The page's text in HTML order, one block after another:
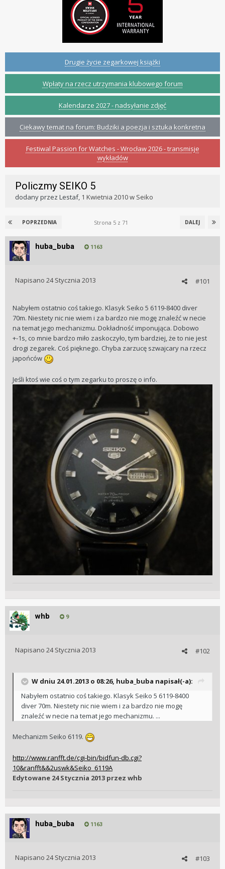
Drugie życie zegarkowej książki
Wpłaty na rzecz utrzymania klubowego forum
Kalendarze 2027 - nadsyłanie zdjęć
Ciekawy temat na forum: Budziki a poezja i sztuka konkretna
Festiwal Passion for Watches - Wrocław 2026 - transmisje
wykładów
Policzmy SEIKO 5
dodany przez Lestaf, 1 Kwietnia 2010w Seiko
POPRZEDNIA DALEJ
Strona 5 z 71
huba_buba 1163
#101
Napisano 24 Stycznia 2013
Nabyłem ostatnio coś takiego. Klasyk Seiko 5 6119-8400 diver
70m. Niestety nic nie wiem i za bardzo nie mogę znaleźć w necie
na temat jego mechanizmu. Dokładność imponująca. Dobowo
+-1s, co mnie bardzo miło zaskoczyło, tym bardziej, że to nie jest
drogi zegarek. Coś pięknego. Chyba zarzucę szwajcary na rzecz
japońców
Jeśli ktoś wie coś o tym zegarku to proszę o info.
whb 9
#102
Napisano 24 Stycznia 2013
W dniu 24.01.2013 o 08:26, huba_buba napisał(-a):
Nabyłem ostatnio coś takiego. Klasyk Seiko 5 6119-8400
diver 70m. Niestety nic nie wiem i za bardzo nie mogę
znaleźć w necie na temat jego mechanizmu. ...
Mechanizm Seiko 6119.
http://www.ranfft.de/cgi-bin/bidfun-db.cgi?
10&ranfft&&2uswk&Seiko_6119A
Edytowane 24 Stycznia 2013 przez whb
huba_buba 1163
#103
Napisano 24 Stycznia 2013